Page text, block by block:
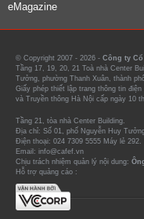
eMagazine
© Copyright 2007 - 2026 - Công ty
Tầng 17, 19, 20, 21 Toà nhà Center
Tưởng, phường Thanh Xuân, thành
Giấy phép thiết lập trang thông tin
và Truyền thông Hà Nội cấp ngày 10
Tầng 21, tòa nhà Center Building.
Địa chỉ: Số 01, phố Nguyễn Huy
Điện thoại: 024 7309 5555 Máy lẻ 292.
Email: info@cafef.vn
Chịu trách nhiệm quản lý nội dung:
Hỗ trợ quảng cáo :